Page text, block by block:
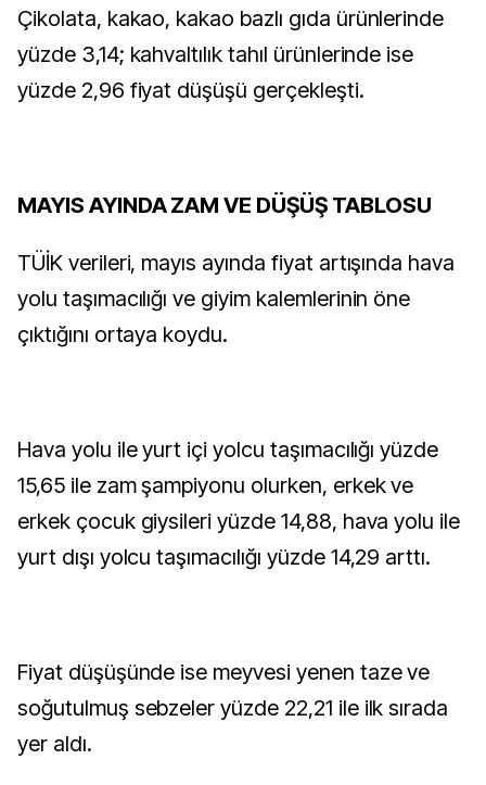
Çikolata, kakao, kakao bazlı gıda ürünlerinde
yüzde 3,14; kahvaltılık tahıl ürünlerinde ise
yüzde 2,96 fiyat düşüşü gerçekleşti.
MAYIS AYINDA ZAM VE DÜŞÜŞ TABLOSU
TÜİK verileri, mayıs ayında fiyat artışında hava
yolu taşımacılığı ve giyim kalemlerinin öne
çıktığını ortaya koydu.
Hava yolu ile yurt içi yolcu taşımacılığı yüzde
15,65 ile zam şampiyonu olurken, erkek ve
erkek çocuk giysileri yüzde 14,88, hava yolu ile
yurt dışı yolcu taşımacılığı yüzde 14,29 arttı.
Fiyat düşüşünde ise meyvesi yenen taze ve
soğutulmuş sebzeler yüzde 22,21 ile ilk sırada
yer aldı.